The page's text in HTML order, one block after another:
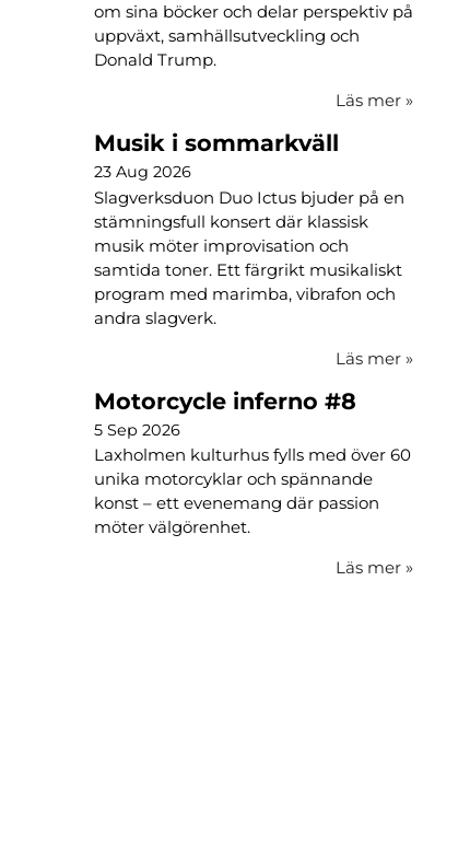
om sina böcker och delar perspektiv på
uppväxt, samhällsutveckling och
Donald Trump.
Läs mer »
Musik i sommarkväll
23 Aug 2026
Slagverksduon Duo Ictus bjuder på en
stämningsfull konsert där klassisk
musik möter improvisation och
samtida toner. Ett färgrikt musikaliskt
program med marimba, vibrafon och
andra slagverk.
Läs mer »
Motorcycle inferno #8
5 Sep 2026
Laxholmen kulturhus fylls med över 60
unika motorcyklar och spännande
konst – ett evenemang där passion
möter välgörenhet.
Läs mer »